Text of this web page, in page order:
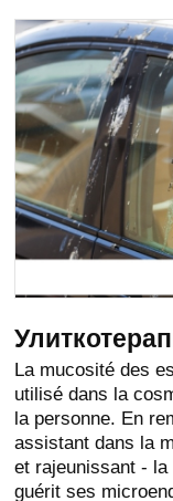
La mucosité des
utilisé dans la
la personne. En
assistant dans la
et rajeunissant -
guérit ses